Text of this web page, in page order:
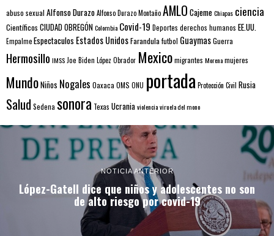
abuso sexual Alfonso DurazoAlfonso Durazo MontañoAMLO CajemeChiapas ciencia
Científicos CIUDAD OBREGÓNColombia Covid-19 Deportes derechos humanos EE.UU.
EmpalmeEspectaculos Estados UnidosFarandula futbol GuaymasGuerra
Hermosillo IMSS Joe Biden López Obrador Mexicomigrantes Morenamujeres
MundoNiños Nogales Oaxaca OMS ONU portada Protección Civil Rusia
Salud Sedena sonora Texas Ucraniaviolenciaviruela del mono
NOTICIA ANTERIOR
López-Gatell dice que niños y adolescentes no son
de alto riesgo por covid-19